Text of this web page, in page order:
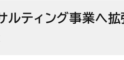
ティング事業へ拡